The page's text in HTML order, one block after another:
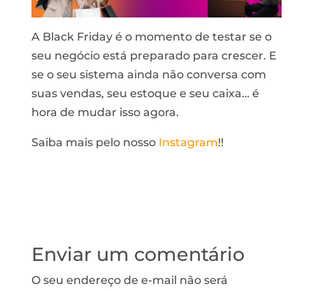
A Black Friday é o momento de testar se o
seu negócio está preparado para crescer. E
se o seu sistema ainda não conversa com
suas vendas, seu estoque e seu caixa… é
hora de mudar isso agora.
Saiba mais pelo nosso Instagram!!
Enviar um comentário
O seu endereço de e-mail não será